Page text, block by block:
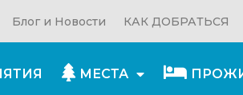
Блог и Новости КАК ДОБРАТЬСЯ
МЕСТА